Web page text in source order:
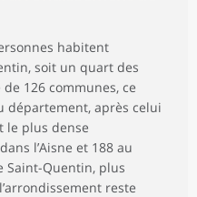
habitent
soit un quart des
126 communes, ce
après celui
le plus dense
l’Aisne et 188 au
Saint-Quentin, plus
reste